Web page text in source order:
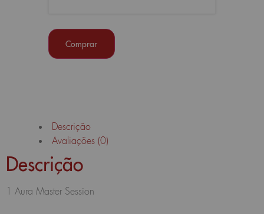
Comprar
Descrição
Avaliações (0)
Descrição
1 Aura Master Session